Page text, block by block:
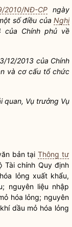
NĐ-CP ngày
số điều của Nghị
của Chính phủ về
12/2013 của Chính
và cơ cấu tổ chức
quan, Vụ trưởng Vụ
bản tạiThông tư
Tài chính Quy định
lỏng xuất khẩu,
nguyên liệu nhập
hóa lỏng; nguyên
dầu mỏ hóa lỏng